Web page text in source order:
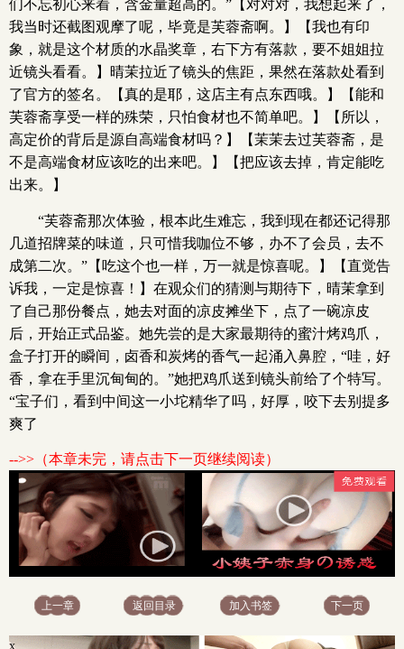
们不忘初心来着，含金量超高的。”【对对对，我想起来了，
我当时还截图观摩了呢，毕竟是芙蓉斋啊。】【我也有印
象，就是这个材质的水晶奖章，右下方有落款，要不姐姐拉
近镜头看看。】晴茉拉近了镜头的焦距，果然在落款处看到
了官方的签名。【真的是耶，这店主有点东西哦。】【能和
芙蓉斋享受一样的殊荣，只怕食材也不简单吧。】【所以，
高定价的背后是源自高端食材吗？】【茉茉去过芙蓉斋，是
不是高端食材应该吃的出来吧。】【把应该去掉，肯定能吃
出来。】
“芙蓉斋那次体验，根本此生难忘，我到现在都还记得那
几道招牌菜的味道，只可惜我咖位不够，办不了会员，去不
成第二次。”【吃这个也一样，万一就是惊喜呢。】【直觉告
诉我，一定是惊喜！】在观众们的猜测与期待下，晴茉拿到
了自己那份餐点，她去对面的凉皮摊坐下，点了一碗凉皮
后，开始正式品鉴。她先尝的是大家最期待的蜜汁烤鸡爪，
盒子打开的瞬间，卤香和炭烤的香气一起涌入鼻腔，“哇，好
香，拿在手里沉甸甸的。”她把鸡爪送到镜头前给了个特写。
“宝子们，看到中间这一小坨精华了吗，好厚，咬下去别提多
爽了
-->>（本章未完，请点击下一页继续阅读）
上一章 返回目录 加入书签 下一页
x